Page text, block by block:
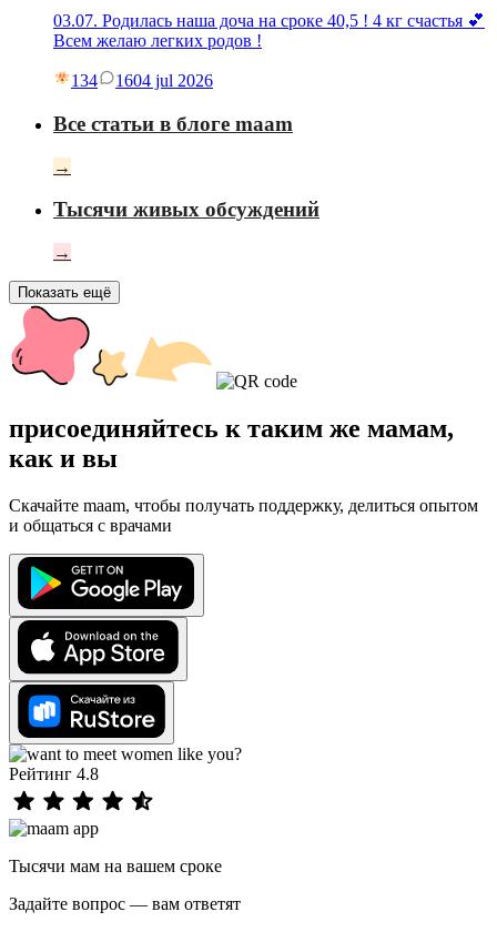
03.07. Родилась наша доча на сроке 40,5 ! 4 кг счастья 💕
Всем желаю легких родов !
134 1604 jul 2026
Все статьи в блоге maam
→
Тысячи живых обсуждений
→
Показать ещё
присоединяйтесь к таким же мамам,
как и вы
Скачайте maam, чтобы получать поддержку, делиться опытом
и общаться с врачами
Рейтинг 4.8
Тысячи мам на вашем сроке
Задайте вопрос — вам ответят